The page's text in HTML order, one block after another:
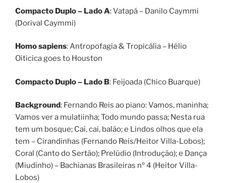
Compacto Duplo – Lado A: Vatapá – Danilo Caymmi
(Dorival Caymmi)
Homo sapiens: Antropofagia & Tropicália – Hélio
Oiticica goes to Houston
Compacto Duplo – Lado B: Feijoada (Chico Buarque)
Background: Fernando Reis ao piano: Vamos, maninha;
Vamos ver a mulatiinha; Todo mundo passa; Nesta rua
tem um bosque; Cai, cai, balão; e Lindos olhos que ela
tem – Cirandinhas (Fernando Reis/Heitor Villa-Lobos);
Coral (Canto do Sertão); Prelúdio (Introdução); e Dança
(Miudinho) – Bachianas Brasileiras nº 4 (Heitor Villa-
Lobos)